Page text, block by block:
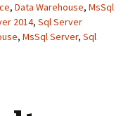
, Data Warehouse, MsSql
2014, Sql Server
, MsSql Server, Sql